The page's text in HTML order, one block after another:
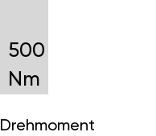
500
Nm
Drehmoment